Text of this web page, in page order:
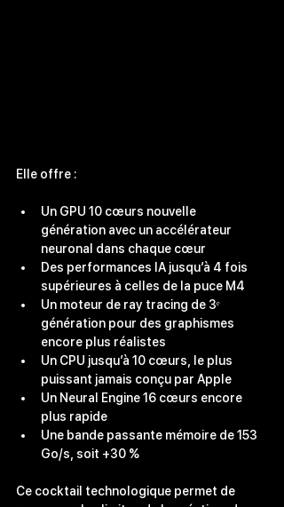
Elle offre :
Un GPU 10 cœurs nouvelle
génération avec un accélérateur
neuronal dans chaque cœur
Des performances IA jusqu’à 4 fois
supérieures à celles de la puce M4
Un moteur de ray tracing de 3ᵉ
génération pour des graphismes
encore plus réalistes
Un CPU jusqu’à 10 cœurs, le plus
puissant jamais conçu par Apple
Un Neural Engine 16 cœurs encore
plus rapide
Une bande passante mémoire de 153
Go/s, soit +30 %
Ce cocktail technologique permet de